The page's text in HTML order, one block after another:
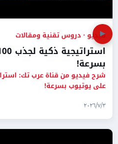
▶
فيديو · دروس تقنية ومقالات
بسرعة!
على يوتيوب بسرعة!
٣‏/٧‏/٢٠٢٦